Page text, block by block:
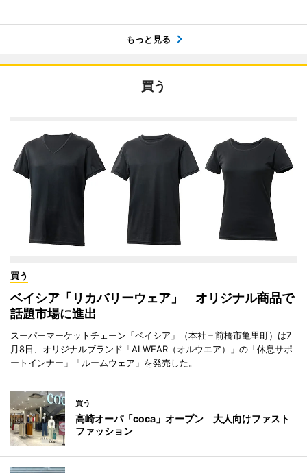
もっと見る
買う
買う
ベイシア「リカバリーウェア」 オリジナル商品で
話題市場に進出
スーパーマーケットチェーン「ベイシア」（本社＝前橋市亀里町）は7
月8日、オリジナルブランド「ALWEAR（オルウエア）」の「休息サポ
ートインナー」「ルームウェア」を発売した。
買う
高崎オーパ「coca」オープン 大人向けファスト
ファッション